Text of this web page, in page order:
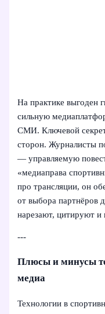
На практике выгоден
сильную
СМИ. Ключевой
сторон. Журналисты
— управляемую
«медиаправа
про трансляции, он
от выбора партнёров
нарезают, цитируют и
---
Плюсы и минусы
медиа
Технологии в